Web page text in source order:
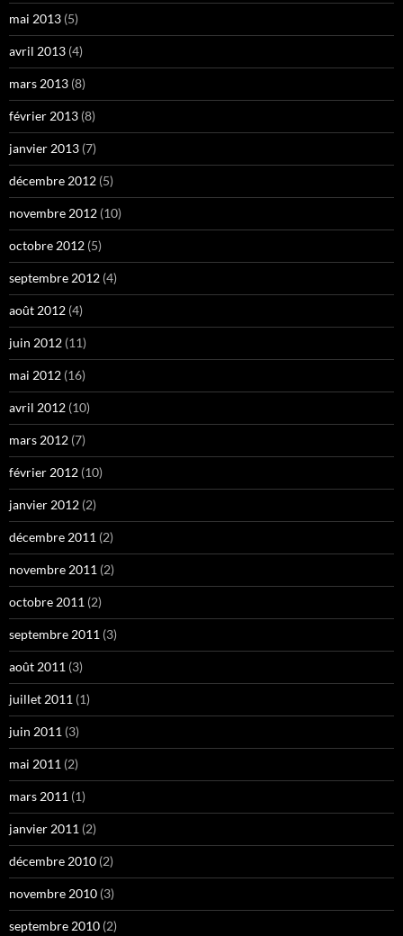
mai 2013 (5)
avril 2013 (4)
mars 2013 (8)
février 2013 (8)
janvier 2013 (7)
décembre 2012 (5)
novembre 2012 (10)
octobre 2012 (5)
septembre 2012 (4)
août 2012 (4)
juin 2012 (11)
mai 2012 (16)
avril 2012 (10)
mars 2012 (7)
février 2012 (10)
janvier 2012 (2)
décembre 2011 (2)
novembre 2011 (2)
octobre 2011 (2)
septembre 2011 (3)
août 2011 (3)
juillet 2011 (1)
juin 2011 (3)
mai 2011 (2)
mars 2011 (1)
janvier 2011 (2)
décembre 2010 (2)
novembre 2010 (3)
septembre 2010 (2)